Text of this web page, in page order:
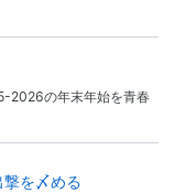
2026の年末年始を青春
を〆める